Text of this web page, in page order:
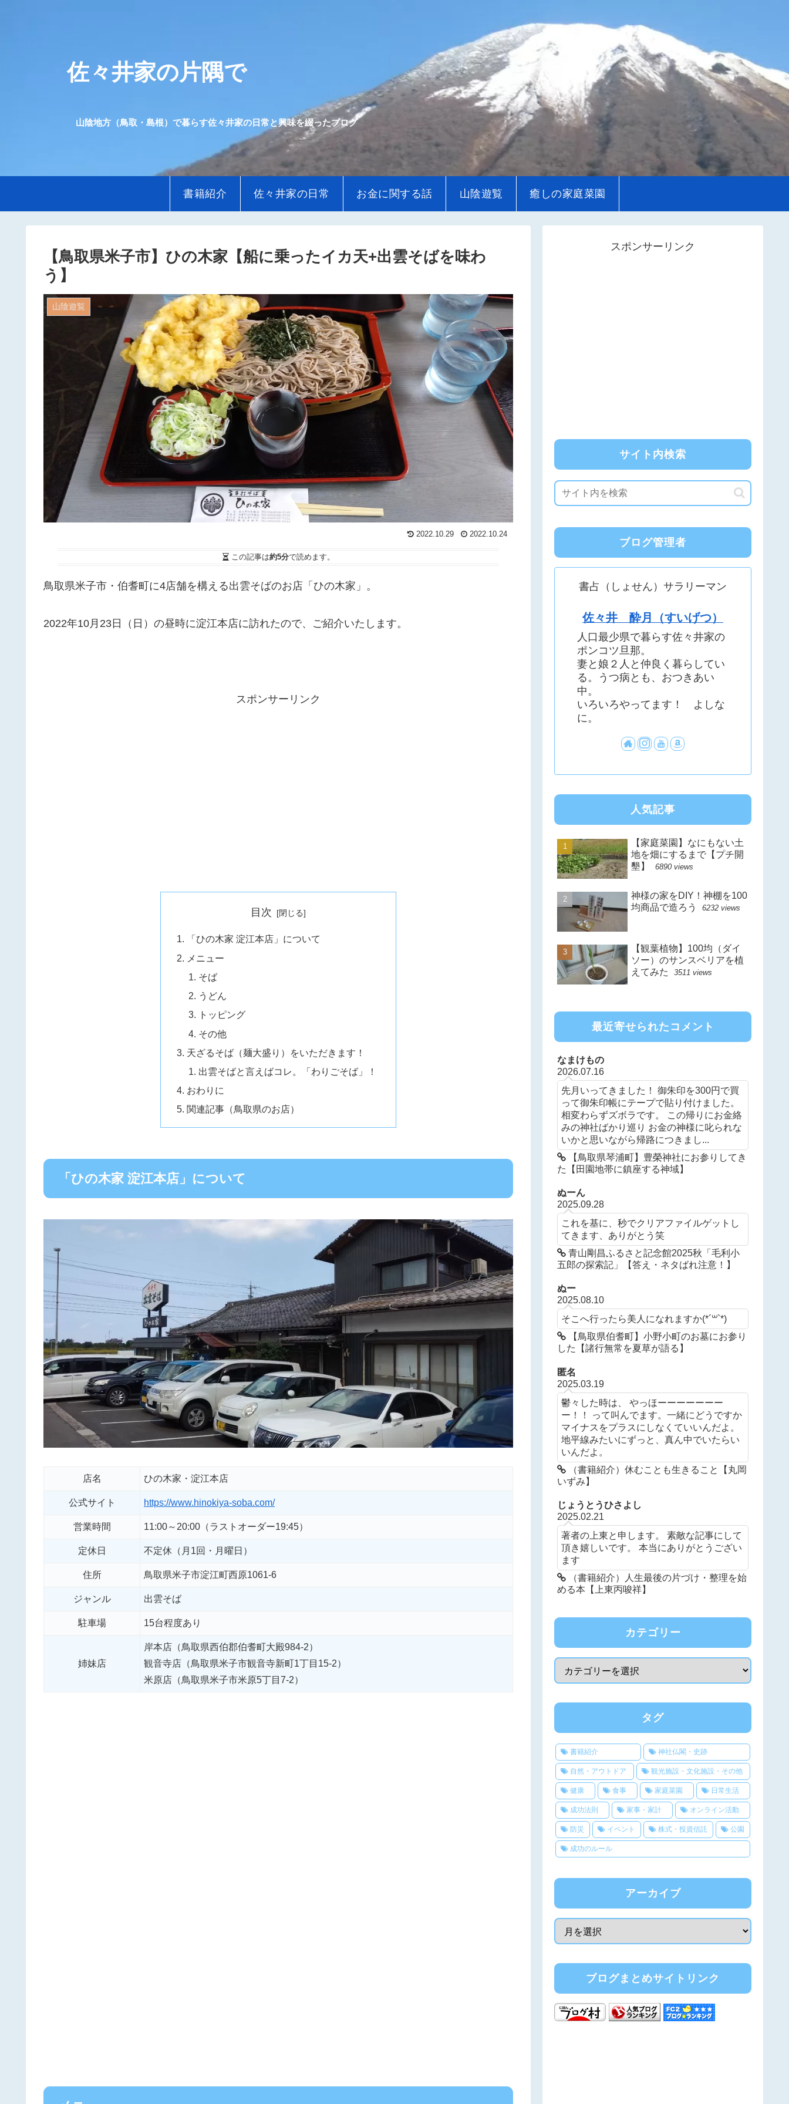
佐々井家の片隅で
山陰地方（鳥取・島根）で暮らす佐々井家の日常と興味を綴ったブログ
書籍紹介 佐々井家の日常 お金に関する話 山陰遊覧 癒しの家庭菜園
【鳥取県米子市】ひの木家【船に乗ったイカ天+出雲そばを味わ
う】
山陰遊覧
2022.10.29 2022.10.24
この記事は約5分で読めます。
鳥取県米子市・伯耆町に4店舗を構える出雲そばのお店「ひの木家」。
2022年10月23日（日）の昼時に淀江本店に訪れたので、ご紹介いたします。
スポンサーリンク
目次
「ひの木家 淀江本店」について
メニュー
そば
うどん
トッピング
その他
天ざるそば（麺大盛り）をいただきます！
出雲そばと言えばコレ。「わりごそば」！
おわりに
関連記事（鳥取県のお店）
「ひの木家 淀江本店」について
店名 ひの木家・淀江本店
公式サイト https://www.hinokiya-soba.com/
営業時間 11:00～20:00（ラストオーダー19:45）
定休日 不定休（月1回・月曜日）
住所 鳥取県米子市淀江町西原1061-6
ジャンル 出雲そば
駐車場 15台程度あり
姉妹店
岸本店（鳥取県西伯郡伯耆町大殿984-2）
観音寺店（鳥取県米子市観音寺新町1丁目15-2）
米原店（鳥取県米子市米原5丁目7-2）
スポンサーリンク
サイト内検索
ブログ管理者
書占（しょせん）サラリーマン
佐々井 酔月（すいげつ）
人口最少県で暮らす佐々井家の
ポンコツ旦那。
妻と娘２人と仲良く暮らしてい
る。うつ病とも、おつきあい
中。
いろいろやってます！ よしな
に。
人気記事
【家庭菜園】なにもない土
地を畑にするまで【プチ開
墾】
6890 views
神様の家をDIY！神棚を100
均商品で造ろう
6232 views
【観葉植物】100均（ダイ
ソー）のサンスベリアを植
えてみた
3511 views
最近寄せられたコメント
なまけもの
2026.07.16
先月いってきました！ 御朱印を300円で買
って御朱印帳にテープで貼り付けました。
相変わらずズボラです。 この帰りにお金絡
みの神社ばかり巡り お金の神様に叱られな
いかと思いながら帰路につきまし...
【鳥取県琴浦町】豊榮神社にお参りしてき
た【田園地帯に鎮座する神域】
ぬーん
2025.09.28
これを基に、秒でクリアファイルゲットし
てきます、ありがとう笑
青山剛昌ふるさと記念館2025秋「毛利小
五郎の探索記」【答え・ネタばれ注意！】
ぬー
2025.08.10
そこへ行ったら美人になれますか(*´꒳`*)
【鳥取県伯耆町】小野小町のお墓にお参り
した【諸行無常を夏草が語る】
匿名
2025.03.19
鬱々した時は、 やっほーーーーーーー
ー！！ って叫んでます。一緒にどうですか
マイナスをプラスにしなくていいんだよ。
地平線みたいにずっと、真ん中でいたらい
いんだよ。
（書籍紹介）休むことも生きること【丸岡
いずみ】
じょうとうひさよし
2025.02.21
著者の上東と申します。 素敵な記事にして
頂き嬉しいです。 本当にありがとうござい
ます
（書籍紹介）人生最後の片づけ・整理を始
める本【上東丙唆祥】
カテゴリー
タグ
書籍紹介 神社仏閣・史跡
自然・アウトドア 観光施設・文化施設・その他
健康 食事 家庭菜園 日常生活
成功法則 家事・家計 オンライン活動
防災 イベント 株式・投資信託 公園
成功のルール
アーカイブ
ブログまとめサイトリンク